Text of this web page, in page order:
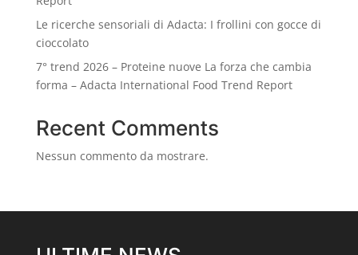
Le ricerche sensoriali di Adacta: I frollini con gocce di
cioccolato
7° trend 2026 – Proteine nuove La forza che cambia
forma – Adacta International Food Trend Report
Recent Comments
Nessun commento da mostrare.